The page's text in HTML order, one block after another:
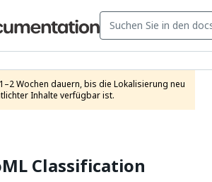
Wochen dauern, bis die Lokalisierung neu
Inhalte verfügbar ist.
Classification